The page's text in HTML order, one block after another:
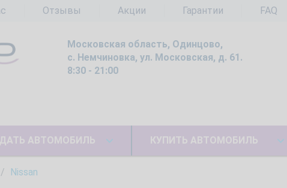
Отзывы Акции Гарантии FAQ
Московская область, Одинцово,
с. Немчиновка, ул. Московская, д. 61.
8:30 - 21:00
АВТОМОБИЛЬ КУПИТЬ АВТОМОБИЛЬ
Nissan